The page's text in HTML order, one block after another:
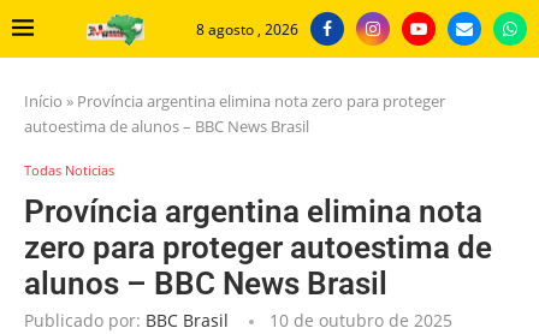
8 agosto , 2026
Início » Província argentina elimina nota zero para proteger
autoestima de alunos – BBC News Brasil
Todas Noticias
Província argentina elimina nota
zero para proteger autoestima de
alunos – BBC News Brasil
Publicado por: BBC Brasil 10 de outubro de 2025